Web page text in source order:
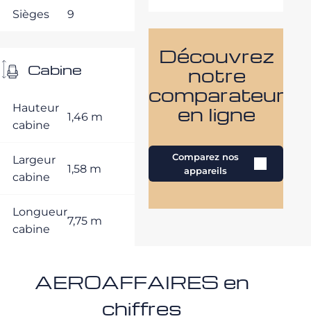
Sièges 9
Cabine
Hauteur
cabine
1,46 m
Largeur
cabine
1,58 m
Longueur
cabine
7,75 m
Découvrez
notre
comparateur
en ligne
Comparez nos
appareils
AEROAFFAIRES en
chiffres